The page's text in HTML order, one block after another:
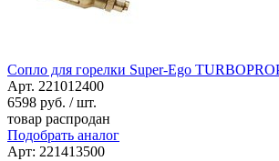
Сопло для горелки Super-Ego
Арт. 221012400
6598 руб. / шт.
товар распродан
Подобрать аналог
Арт: 221413500